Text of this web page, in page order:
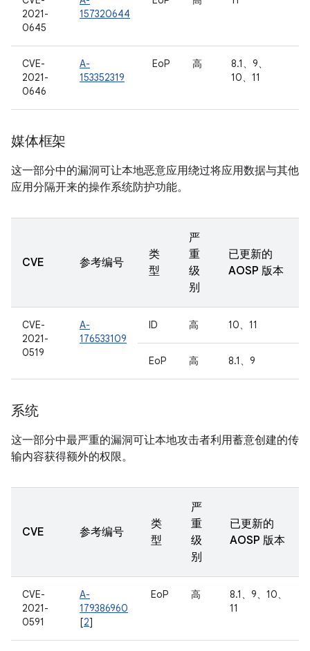
2021-
0645
157320644
CVE-
2021-
0646
A-
153352319
EoP 高
8.1、9、
10、11
媒体框架
这一部分中的漏洞可让本地恶意应用绕过将应用数据与其他
应用分隔开来的操作系统防护功能。
CVE 参考编号
类
型
严
重
级
别
已更新的
AOSP 版本
CVE-
2021-
0519
A-
176533109
ID 高 10、11
EoP 高 8.1、9
系统
这一部分中最严重的漏洞可让本地攻击者利用蓄意创建的传
输内容获得额外的权限。
CVE 参考编号
类
型
严
重
级
别
已更新的
AOSP 版本
CVE-
2021-
0591
A-
179386960
[2]
EoP 高
8.1、9、10、
11